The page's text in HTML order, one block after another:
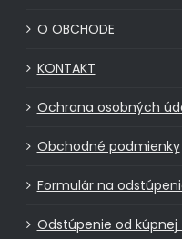
O OBCHODE
KONTAKT
Ochrana osobných
Obchodné podmienky
Formulár na
Odstúpenie od kúpnej